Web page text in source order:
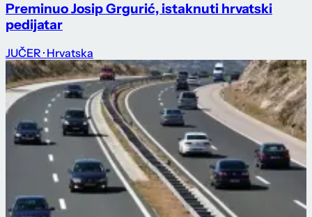
Preminuo Josip Grgurić, istaknuti hrvatski
pedijatar
JUČER · Hrvatska